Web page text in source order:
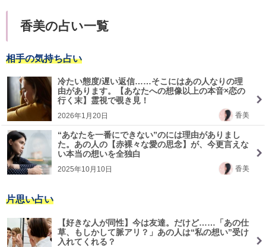
香美の占い一覧
相手の気持ち占い
冷たい態度/遅い返信……そこにはあの人なりの理
由があります。【あなたへの想像以上の本音×恋の
行く末】霊視で覗き見！
香美
2026年1月20日
“あなたを一番にできない”のには理由がありまし
た。あの人の【赤裸々な愛の思念】が、今更言えな
い本当の想いを全独白
香美
2025年10月10日
片思い占い
【好きな人が同性】今は友達。だけど……「あの仕
草、もしかして脈アリ？」あの人は“私の想い”受け
入れてくれる？